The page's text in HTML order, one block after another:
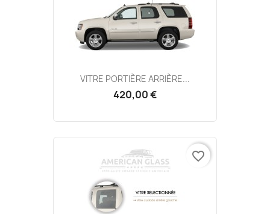
VITRE PORTIÈRE ARRIÈRE...
420,00 €
favorite_border